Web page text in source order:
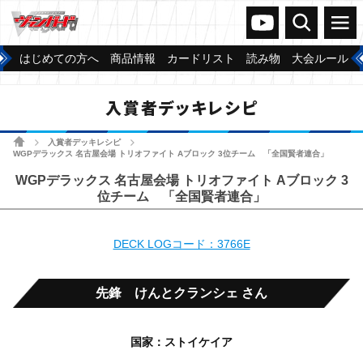
ヴァンガードch
検索 メニュー
はじめての方へ 商品情報 カードリスト 読み物 大会ルール
入賞者デッキレシピ
ホーム 入賞者デッキレシピ
WGPデラックス 名古屋会場 トリオファイト Aブロック 3位チーム 「全国賢者連合」
WGPデラックス 名古屋会場 トリオファイト Aブロック 3
位チーム 「全国賢者連合」
DECK LOGコード：3766E
先鋒 けんとクランシェ さん
国家：ストイケイア